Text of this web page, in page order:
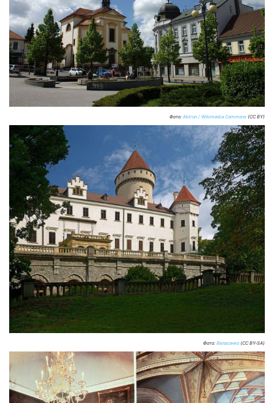
Фото: Aktron / Wikimedia Commons (CC BY)
Фото: Ввласенко (CC BY-SA)